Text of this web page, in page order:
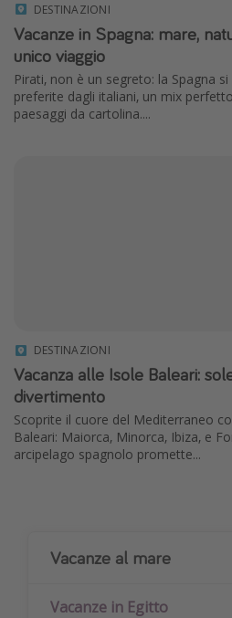
DESTINAZIONI
Vacanze in Spagna: mare,
unico viaggio
Pirati, non è un segreto: la Spagna
preferite dagli italiani, un mix
paesaggi da cartolina....
DESTINAZIONI
Vacanza alle Isole Baleari:
divertimento
Scoprite il cuore del Mediterraneo
Baleari: Maiorca, Minorca, Ibiza, e
arcipelago spagnolo promette...
Vacanze al mare
Vacanze in Egitto